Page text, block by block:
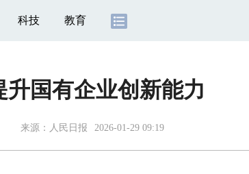
科技 教育
升国有企业创新能力
来源： 人民日报 2026-01-29 09:19